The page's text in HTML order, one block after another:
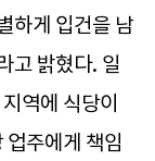
하게 입건을 남
고 밝혔다. 일
역에 식당이
주에게 책임